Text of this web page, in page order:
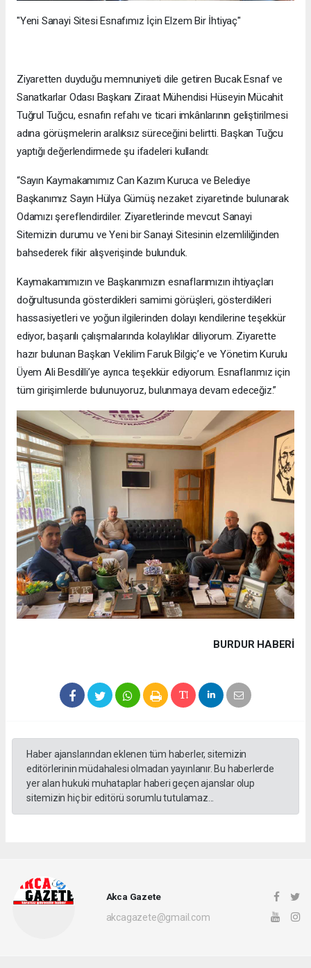
"Yeni Sanayi Sitesi Esnafımız İçin Elzem Bir İhtiyaç"
Ziyaretten duyduğu memnuniyeti dile getiren Bucak Esnaf ve
Sanatkarlar Odası Başkanı Ziraat Mühendisi Hüseyin Mücahit
Tuğrul Tuğcu, esnafın refahı ve ticari imkânlarının geliştirilmesi
adına görüşmelerin aralıksız süreceğini belirtti. Başkan Tuğcu
yaptığı değerlendirmede şu ifadeleri kullandı:
“Sayın Kaymakamımız Can Kazım Kuruca ve Belediye
Başkanımız Sayın Hülya Gümüş nezaket ziyaretinde bulunarak
Odamızı şereflendirdiler. Ziyaretlerinde mevcut Sanayi
Sitemizin durumu ve Yeni bir Sanayi Sitesinin elzemliliğinden
bahsederek fikir alışverişinde bulunduk.
Kaymakamımızın ve Başkanımızın esnaflarımızın ihtiyaçları
doğrultusunda gösterdikleri samimi görüşleri, gösterdikleri
hassasiyetleri ve yoğun ilgilerinden dolayı kendilerine teşekkür
ediyor, başarılı çalışmalarında kolaylıklar diliyorum. Ziyarette
hazır bulunan Başkan Vekilim Faruk Bilgiç’e ve Yönetim Kurulu
Üyem Ali Besdilli’ye ayrıca teşekkür ediyorum. Esnaflarımız için
tüm girişimlerde bulunuyoruz, bulunmaya devam edeceğiz.”
BURDUR HABERİ
Haber ajanslarından eklenen tüm haberler, sitemizin
editörlerinin müdahalesi olmadan yayınlanır. Bu haberlerde
yer alan hukuki muhataplar haberi geçen ajanslar olup
sitemizin hiç bir editörü sorumlu tutulamaz...
Akca Gazete
akcagazete@gmail.com